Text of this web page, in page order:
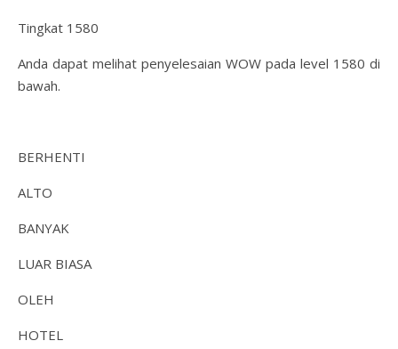
Tingkat 1580
Anda dapat melihat penyelesaian WOW pada level 1580 di
bawah.
BERHENTI
ALTO
BANYAK
LUAR BIASA
OLEH
HOTEL